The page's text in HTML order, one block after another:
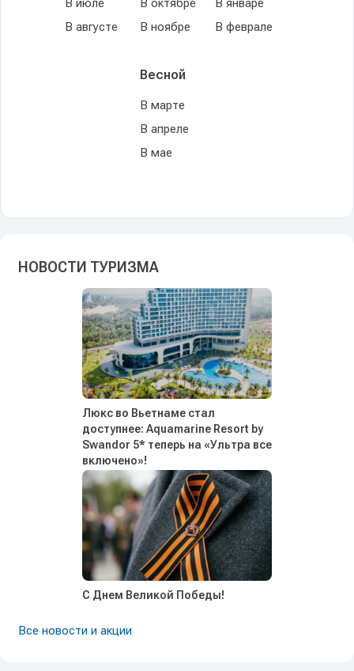
В июле
В августе
В октябре
В ноябре
В январе
В феврале
Весной
В марте
В апреле
В мае
НОВОСТИ ТУРИЗМА
Люкс во Вьетнаме стал
доступнее: Aquamarine Resort by
Swandor 5* теперь на «Ультра все
включено»!
С Днем Великой Победы!
Все новости и акции